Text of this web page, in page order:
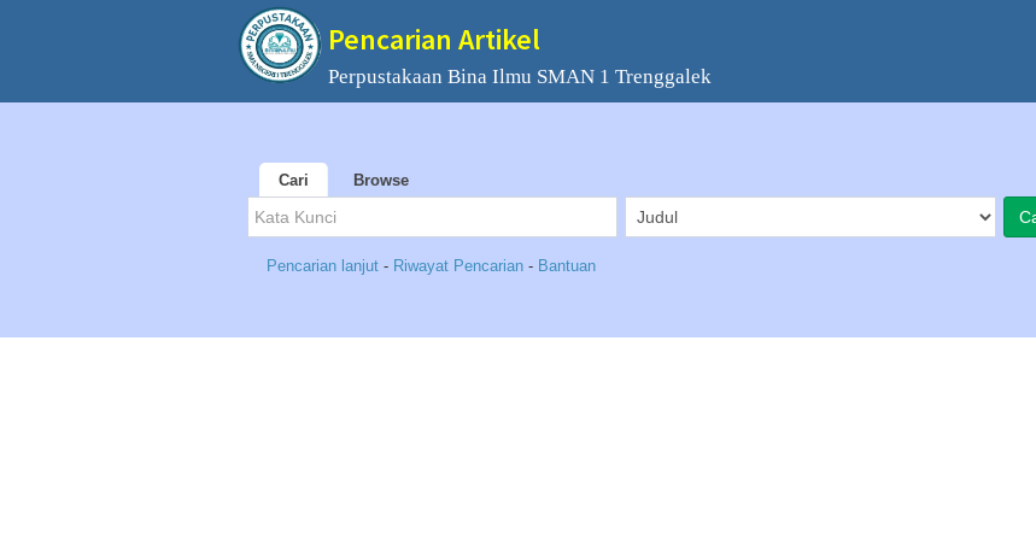
Pencarian Artikel
Perpustakaan Bina Ilmu SMAN 1 Trenggalek
Cari Browse
Pencarian lanjut - Riwayat Pencarian - Bantuan